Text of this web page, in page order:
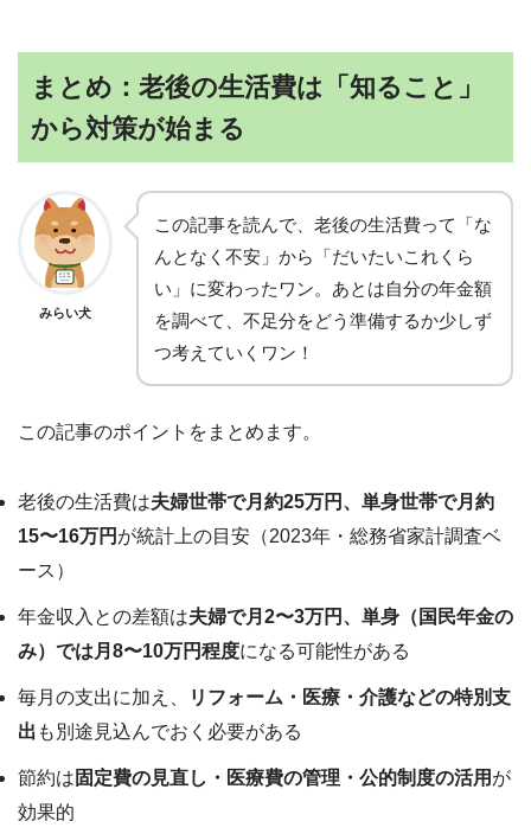
まとめ：老後の生活費は「知ること」
から対策が始まる
みらい犬
この記事を読んで、老後の生活費って「な
んとなく不安」から「だいたいこれくら
い」に変わったワン。あとは自分の年金額
を調べて、不足分をどう準備するか少しず
つ考えていくワン！
この記事のポイントをまとめます。
老後の生活費は夫婦世帯で月約25万円、単身世帯で月約
15〜16万円 が統計上の目安（2023年・総務省家計調査ベ
ース）
年金収入との差額は夫婦で月2〜3万円、単身（国民年金の
み）では月8〜10万円程度になる可能性がある
毎月の支出に加え、
リフォーム・医療・介護などの特別支
出 も別途見込んでおく必要がある
節約は 固定費の見直し・医療費の管理・公的制度の活用 が
効果的